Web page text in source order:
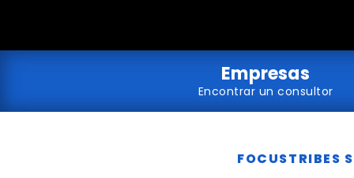
Empresas
Encontrar un consultor
FOCUSTRIBES